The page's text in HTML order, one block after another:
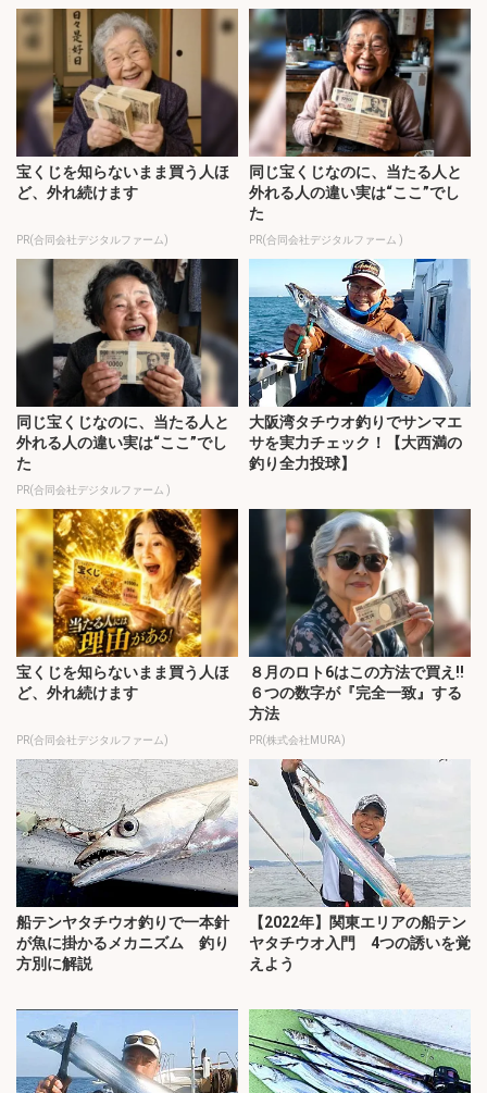
宝くじを知らないまま買う人ほ
ど、外れ続けます
PR(合同会社デジタルファーム)
同じ宝くじなのに、当たる人と
外れる人の違い実は“ここ”でし
た
PR(合同会社デジタルファーム )
同じ宝くじなのに、当たる人と
外れる人の違い実は“ここ”でし
た
PR(合同会社デジタルファーム )
大阪湾タチウオ釣りでサンマエ
サを実力チェック！【大西満の
釣り全力投球】
宝くじを知らないまま買う人ほ
ど、外れ続けます
PR(合同会社デジタルファーム)
８月のロト6はこの方法で買え!!
６つの数字が『完全一致』する
方法
PR(株式会社MURA)
船テンヤタチウオ釣りで一本針
が魚に掛かるメカニズム 釣り
方別に解説
【2022年】関東エリアの船テン
ヤタチウオ入門 4つの誘いを覚
えよう